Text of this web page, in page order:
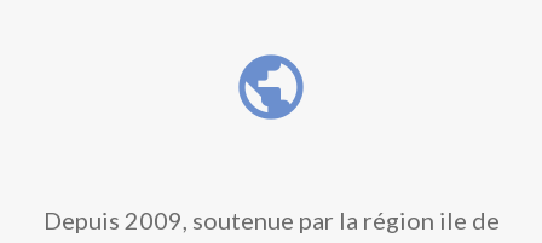
public
Depuis 2009, soutenue par la région ile de